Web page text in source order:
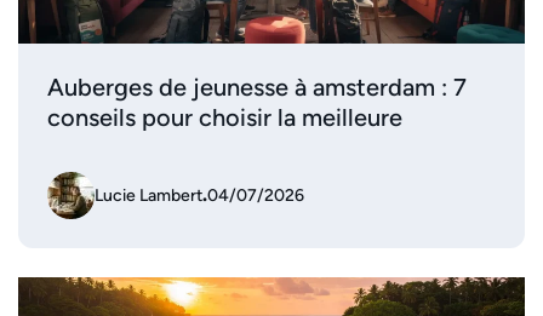
Auberges de jeunesse à amsterdam : 7
conseils pour choisir la meilleure
Lucie Lambert.04/07/2026